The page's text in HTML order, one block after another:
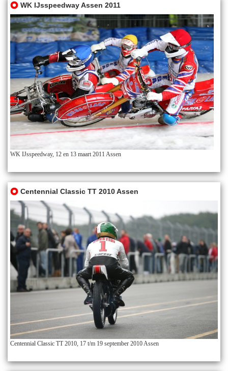
WK IJsspeedway Assen 2011
WK IJsspeedway, 12 en 13 maart 2011 Assen
Centennial Classic TT 2010 Assen
Centennial Classic TT 2010, 17 t/m 19 september 2010 Assen